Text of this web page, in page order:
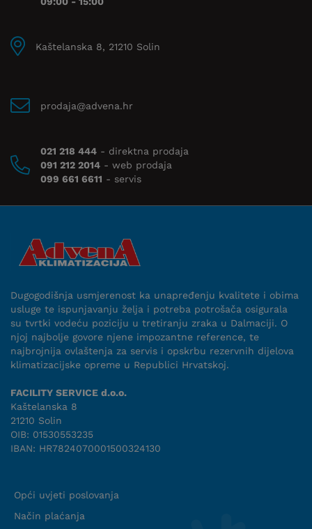
Kaštelanska 8, 21210 Solin
prodaja@advena.hr
021 218 444 - direktna prodaja
091 212 2014 - web prodaja
099 661 6611 - servis
Dugogodišnja usmjerenost ka unapređenju kvalitete i obima
usluge te ispunjavanju želja i potreba potrošača osigurala
su tvrtki vodeću poziciju u tretiranju zraka u Dalmaciji. O
njoj najbolje govore njene impozantne reference, te
najbrojnija ovlaštenja za servis i opskrbu rezervnih dijelova
klimatizacijske opreme u Republici Hrvatskoj.
FACILITY SERVICE d.o.o.
Kaštelanska 8
21210 Solin
OIB: 01530553235
IBAN: HR7824070001500324130
Opći uvjeti poslovanja
Način plaćanja